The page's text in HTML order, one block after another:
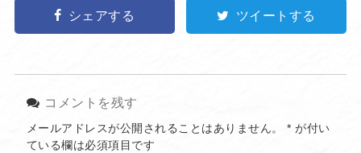
シェアする ツイートする
コメントを残す
メールアドレスが公開されることはありません。 * が付い
ている欄は必須項目です